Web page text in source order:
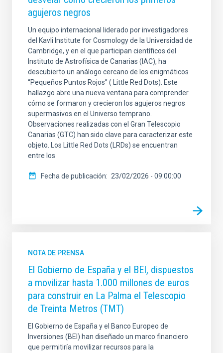
agujeros negros
Un equipo internacional liderado por investigadores
del Kavli Institute for Cosmology de la Universidad de
Cambridge, y en el que participan científicos del
Instituto de Astrofísica de Canarias (IAC), ha
descubierto un análogo cercano de los enigmáticos
“Pequeños Puntos Rojos” ( Little Red Dots). Este
hallazgo abre una nueva ventana para comprender
cómo se formaron y crecieron los agujeros negros
supermasivos en el Universo temprano.
Observaciones realizadas con el Gran Telescopio
Canarias (GTC) han sido clave para caracterizar este
objeto. Los Little Red Dots (LRDs) se encuentran
entre los
Fecha de publicación 23/02/2026 - 09:00:00
NOTA DE PRENSA
El Gobierno de España y el BEI, dispuestos
a movilizar hasta 1.000 millones de euros
para construir en La Palma el Telescopio
de Treinta Metros (TMT)
El Gobierno de España y el Banco Europeo de
Inversiones (BEI) han diseñado un marco financiero
que permitiría movilizar recursos para la